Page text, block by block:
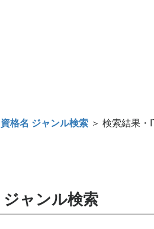
格名 ジャンル検索 ＞ 検索結果・
ャンル検索